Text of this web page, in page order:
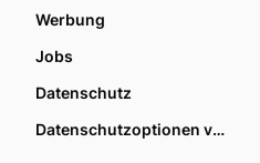
Werbung
Jobs
Datenschutz
Datenschutzoptionen verwalten